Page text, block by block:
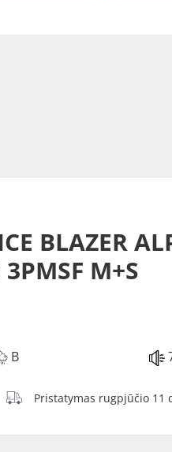
BLAZER
M+S
B
Pristatymas rugpjūčio 11